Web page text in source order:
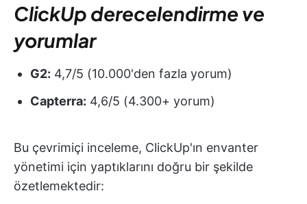
ClickUp derecelendirme ve
yorumlar
G2: 4,7/5 (10.000'den fazla yorum)
Capterra: 4,6/5 (4.300+ yorum)
Bu çevrimiçi inceleme, ClickUp'ın envanter
yönetimi için yaptıklarını doğru bir şekilde
özetlemektedir: